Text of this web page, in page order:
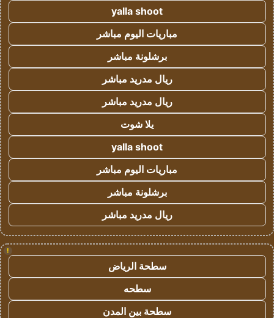
yalla shoot
مباريات اليوم مباشر
برشلونة مباشر
ريال مدريد مباشر
ريال مدريد مباشر
يلا شوت
yalla shoot
مباريات اليوم مباشر
برشلونة مباشر
ريال مدريد مباشر
!
سطحة الرياض
سطحه
سطحة بين المدن